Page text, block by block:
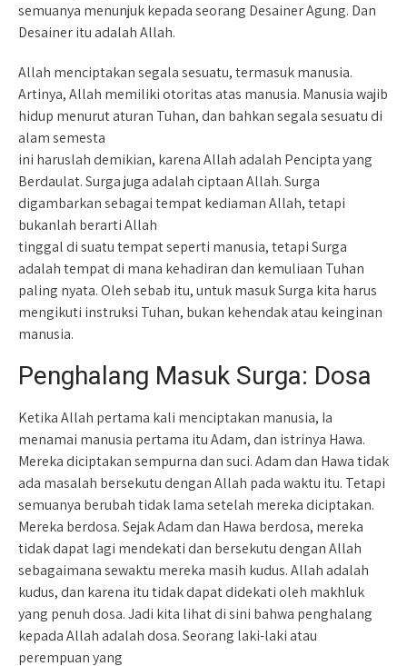
semuanya menunjuk kepada seorang Desainer Agung. Dan
Desainer itu adalah Allah.
Allah menciptakan segala sesuatu, termasuk manusia.
Artinya, Allah memiliki otoritas atas manusia. Manusia wajib
hidup menurut aturan Tuhan, dan bahkan segala sesuatu di
alam semesta
ini haruslah demikian, karena Allah adalah Pencipta yang
Berdaulat. Surga juga adalah ciptaan Allah. Surga
digambarkan sebagai tempat kediaman Allah, tetapi
bukanlah berarti Allah
tinggal di suatu tempat seperti manusia, tetapi Surga
adalah tempat di mana kehadiran dan kemuliaan Tuhan
paling nyata. Oleh sebab itu, untuk masuk Surga kita harus
mengikuti instruksi Tuhan, bukan kehendak atau keinginan
manusia.
Penghalang Masuk Surga: Dosa
Ketika Allah pertama kali menciptakan manusia, Ia
menamai manusia pertama itu Adam, dan istrinya Hawa.
Mereka diciptakan sempurna dan suci. Adam dan Hawa tidak
ada masalah bersekutu dengan Allah pada waktu itu. Tetapi
semuanya berubah tidak lama setelah mereka diciptakan.
Mereka berdosa. Sejak Adam dan Hawa berdosa, mereka
tidak dapat lagi mendekati dan bersekutu dengan Allah
sebagaimana sewaktu mereka masih kudus. Allah adalah
kudus, dan karena itu tidak dapat didekati oleh makhluk
yang penuh dosa. Jadi kita lihat di sini bahwa penghalang
kepada Allah adalah dosa. Seorang laki-laki atau
perempuan yang